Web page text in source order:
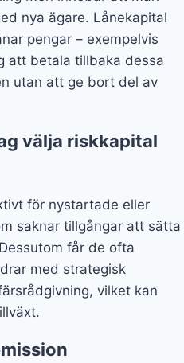
nya ägare. Lånekapital
pengar – exempelvis
att betala tillbaka dessa
utan att ge bort del av
välja riskkapital
för nystartade eller
saknar tillgångar att sätta
får de ofta
med strategisk
vilket kan